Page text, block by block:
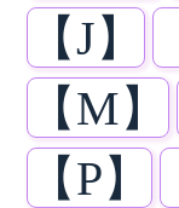
【J】
【M】
【P】